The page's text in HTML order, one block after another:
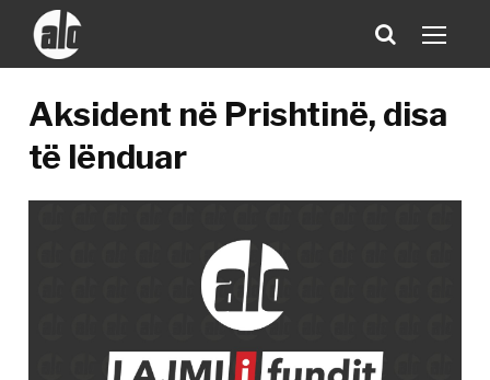
Aksident në Prishtinë, disa
të lënduar